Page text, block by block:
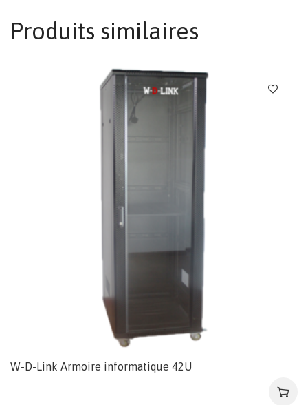
Produits similaires
W-D-Link Armoire informatique 42U